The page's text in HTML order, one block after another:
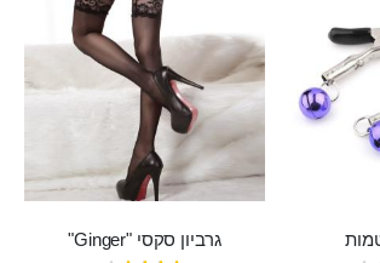
גרביון סקסי "Ginger"